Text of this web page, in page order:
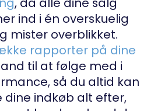
ind i én overskuelig
mister overblikket.
rapporter på dine
til at følge med i
så du altid kan
indkøb alt efter,